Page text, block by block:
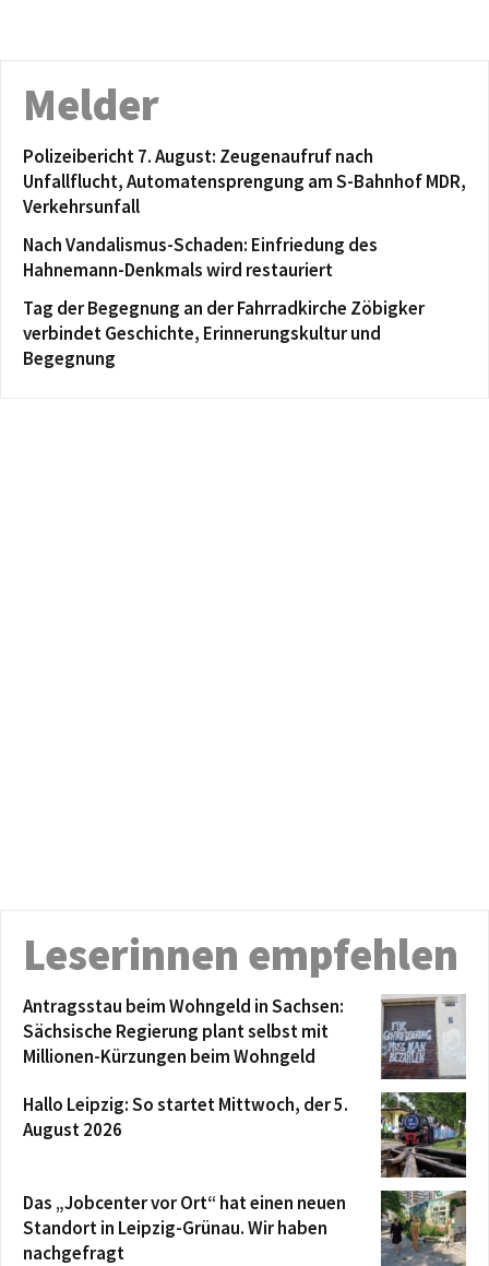
Melder
Polizeibericht 7. August: Zeugenaufruf nach
Unfallflucht, Automatensprengung am S-Bahnhof MDR,
Verkehrsunfall
Nach Vandalismus-Schaden: Einfriedung des
Hahnemann-Denkmals wird restauriert
Tag der Begegnung an der Fahrradkirche Zöbigker
verbindet Geschichte, Erinnerungskultur und
Begegnung
Leserinnen empfehlen
Antragsstau beim Wohngeld in Sachsen:
Sächsische Regierung plant selbst mit
Millionen-Kürzungen beim Wohngeld
Hallo Leipzig: So startet Mittwoch, der 5.
August 2026
Das „Jobcenter vor Ort“ hat einen neuen
Standort in Leipzig-Grünau. Wir haben
nachgefragt